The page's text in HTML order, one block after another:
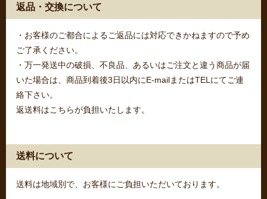
返品・交換について
・お客様のご都合によるご返品には対応できかねますので予め
ご了承ください。
・万一発送中の破損、不良品、あるいはご注文と違う商品が届
いた場合は、商品到着後3日以内にE-mailまたはTELにてご連
絡下さい。
返送料はこちらが負担いたします。
送料について
送料は地域別で、お客様にご負担いただいております。